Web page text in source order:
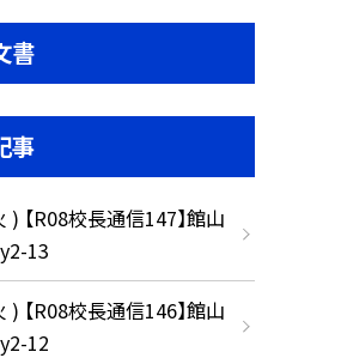
書
事
) 【R08校長通信147】館山
13
) 【R08校長通信146】館山
12